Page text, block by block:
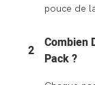
pouce de
2
Combien
Pack ?